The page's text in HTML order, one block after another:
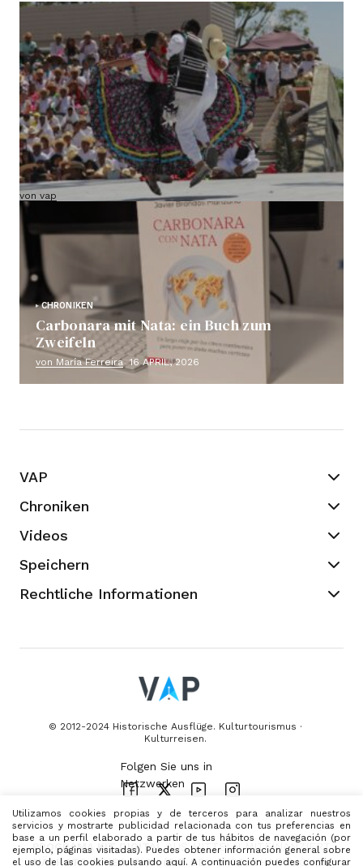
Utilizamos cookies propias y de terceros para analizar nuestros
servicios y mostrarte publicidad relacionada con tus preferencias en
base a un perfil elaborado a partir de tus hábitos de navegación (por
ejemplo, páginas visitadas). Puedes obtener información general sobre
el uso de las cookies pulsando aquí. A continuación puedes configurar
VAP-Route durch Mexiko (bestätigte Abreise
und Gruppe bereits geschlossen)
von vap
CHRONIKEN
Carbonara mit Nata: ein Buch zum
Zweifeln
von María Ferreira 16 APRIL, 2026
VAP
Chroniken
Videos
Speichern
Rechtliche Informationen
© 2012-2024 Historische Ausflüge. Kulturtourismus ·
Kulturreisen.
PROGRAMA KIT DIGITALAUS MITTELN MITFINANZIERT
NÄCHSTE GENERATION (EU)DES WIRTSCHAFTLICHEN